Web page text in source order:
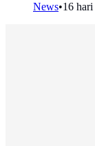
News•16